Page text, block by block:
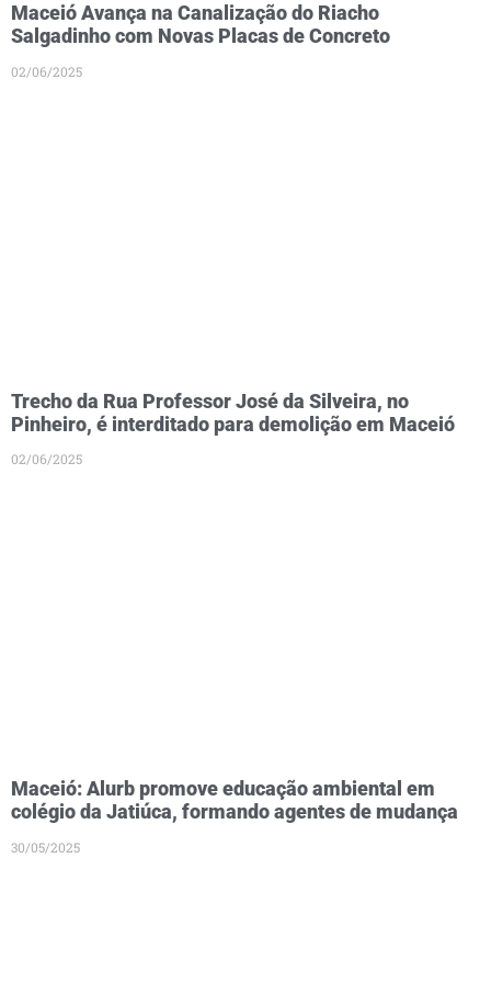
Maceió Avança na Canalização do Riacho
Salgadinho com Novas Placas de Concreto
02/06/2025
Trecho da Rua Professor José da Silveira, no
Pinheiro, é interditado para demolição em Maceió
02/06/2025
Maceió: Alurb promove educação ambiental em
colégio da Jatiúca, formando agentes de mudança
30/05/2025